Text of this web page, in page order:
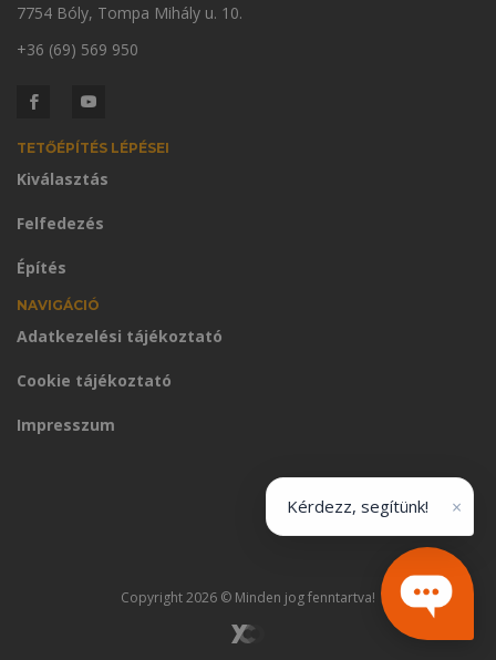
7754 Bóly, Tompa Mihály u. 10.
+36 (69) 569 950
TETŐÉPÍTÉS LÉPÉSEI
Kiválasztás
Felfedezés
Építés
NAVIGÁCIÓ
Adatkezelési tájékoztató
Cookie tájékoztató
Impresszum
Copyright 2026 © Minden jog fenntartva!
Kérdezz, segítünk! ×